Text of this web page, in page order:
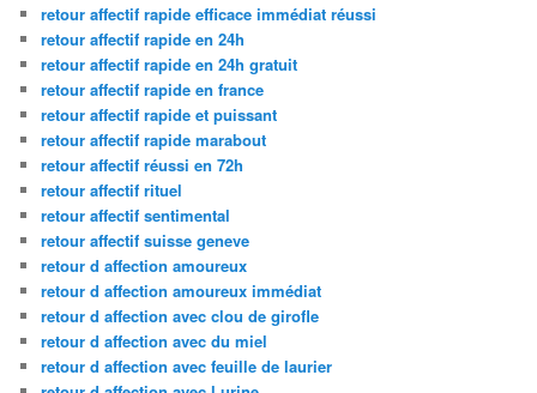
retour affectif rapide efficace immédiat réussi
retour affectif rapide en 24h
retour affectif rapide en 24h gratuit
retour affectif rapide en france
retour affectif rapide et puissant
retour affectif rapide marabout
retour affectif réussi en 72h
retour affectif rituel
retour affectif sentimental
retour affectif suisse geneve
retour d affection amoureux
retour d affection amoureux immédiat
retour d affection avec clou de girofle
retour d affection avec du miel
retour d affection avec feuille de laurier